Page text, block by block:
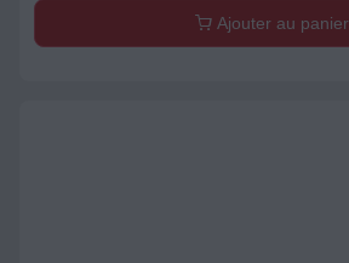
Ajouter au panier